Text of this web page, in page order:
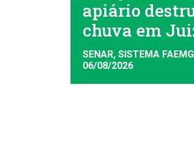
apiário
chuva em
SENAR, SISTEMA FAEMG
06/08/2026